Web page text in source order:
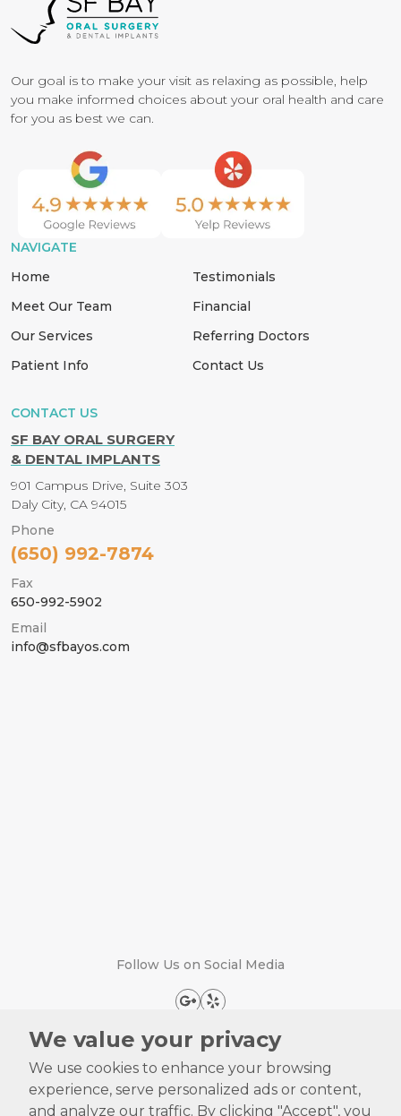
Our goal is to make your visit as relaxing as possible, help
you make informed choices about your oral health and care
for you as best we can.
NAVIGATE
Home
Meet Our Team
Our Services
Patient Info
Testimonials
Financial
Referring Doctors
Contact Us
CONTACT US
SF BAY ORAL SURGERY
& DENTAL IMPLANTS
901 Campus Drive, Suite 303
Daly City, CA 94015
Phone
(650) 992-7874
Fax
650-992-5902
Email
info@sfbayos.com
Follow Us on Social Media
Copyright © 2026. All Rights Reserved •Privacy Policy
Designed By Patienthoney
We value your privacy
We use cookies to enhance your browsing
experience, serve personalized ads or content,
and analyze our traffic. By clicking "Accept", you